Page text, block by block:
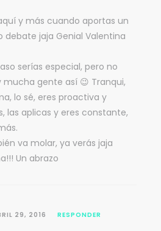
y más cuando aportas un
jaja Genial Valentina
serías especial, pero no
mucha gente así 😉 Tranqui,
lo sé, eres proactiva y
las aplicas y eres constante,
va molar, ya verás jaja
Un abrazo
29, 2016 RESPONDER